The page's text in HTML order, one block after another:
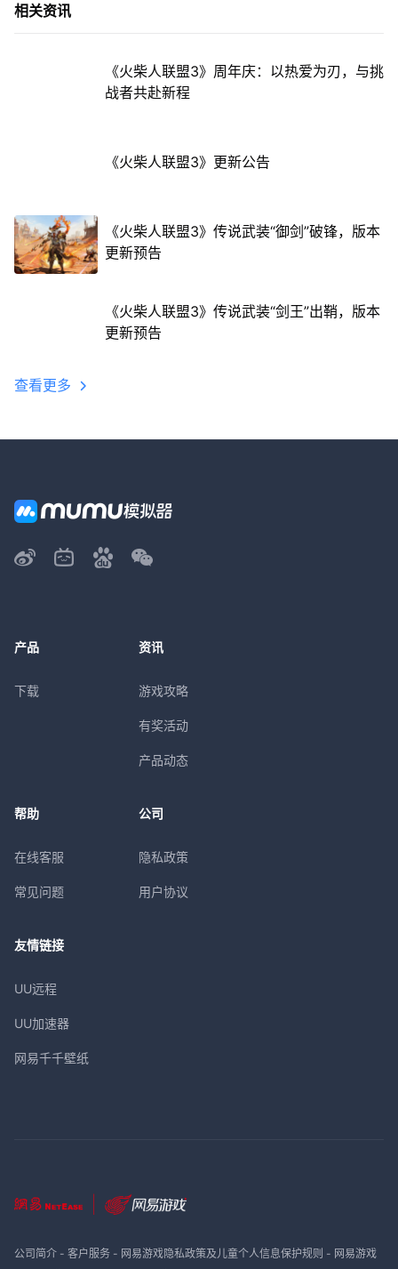
相关资讯
《火柴人联盟3》周年庆：以热爱为刃，与挑
战者共赴新程
《火柴人联盟3》更新公告
《火柴人联盟3》传说武装“御剑”破锋，版本
更新预告
《火柴人联盟3》传说武装“剑王”出鞘，版本
更新预告
查看更多
产品
下载
资讯
游戏攻略
有奖活动
产品动态
帮助
在线客服
常见问题
公司
隐私政策
用户协议
友情链接
UU远程
UU加速器
网易千千壁纸
公司简介- 客户服务- 网易游戏隐私政策及儿童个人信息保护规则 - 网易游戏